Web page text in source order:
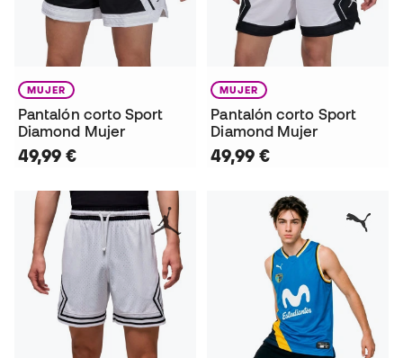
MUJER
Pantalón corto Sport
Diamond Mujer
49,99 €
MUJER
Pantalón corto Sport
Diamond Mujer
49,99 €